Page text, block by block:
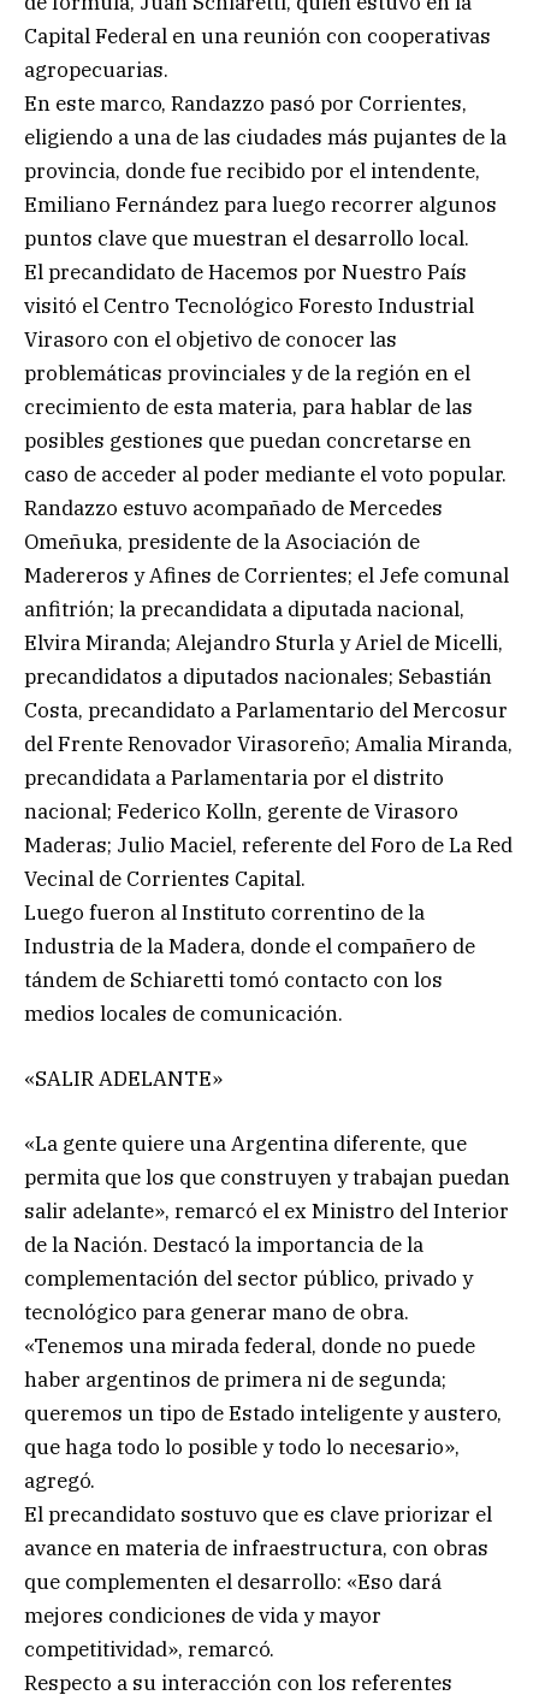
Capital Federal en una reunión con cooperativas
agropecuarias.
En este marco, Randazzo pasó por Corrientes,
eligiendo a una de las ciudades más pujantes de la
provincia, donde fue recibido por el intendente,
Emiliano Fernández para luego recorrer algunos
puntos clave que muestran el desarrollo local.
El precandidato de Hacemos por Nuestro País
visitó el Centro Tecnológico Foresto Industrial
Virasoro con el objetivo de conocer las
problemáticas provinciales y de la región en el
crecimiento de esta materia, para hablar de las
posibles gestiones que puedan concretarse en
caso de acceder al poder mediante el voto popular.
Randazzo estuvo acompañado de Mercedes
Omeñuka, presidente de la Asociación de
Madereros y Afines de Corrientes; el Jefe comunal
anfitrión; la precandidata a diputada nacional,
Elvira Miranda; Alejandro Sturla y Ariel de Micelli,
precandidatos a diputados nacionales; Sebastián
Costa, precandidato a Parlamentario del Mercosur
del Frente Renovador Virasoreño; Amalia Miranda,
precandidata a Parlamentaria por el distrito
nacional; Federico Kolln, gerente de Virasoro
Maderas; Julio Maciel, referente del Foro de La Red
Vecinal de Corrientes Capital.
Luego fueron al Instituto correntino de la
Industria de la Madera, donde el compañero de
tándem de Schiaretti tomó contacto con los
medios locales de comunicación.
«SALIR ADELANTE»
«La gente quiere una Argentina diferente, que
permita que los que construyen y trabajan puedan
salir adelante», remarcó el ex Ministro del Interior
de la Nación. Destacó la importancia de la
complementación del sector público, privado y
tecnológico para generar mano de obra.
«Tenemos una mirada federal, donde no puede
haber argentinos de primera ni de segunda;
queremos un tipo de Estado inteligente y austero,
que haga todo lo posible y todo lo necesario»,
agregó.
El precandidato sostuvo que es clave priorizar el
avance en materia de infraestructura, con obras
que complementen el desarrollo: «Eso dará
mejores condiciones de vida y mayor
competitividad», remarcó.
Respecto a su interacción con los referentes